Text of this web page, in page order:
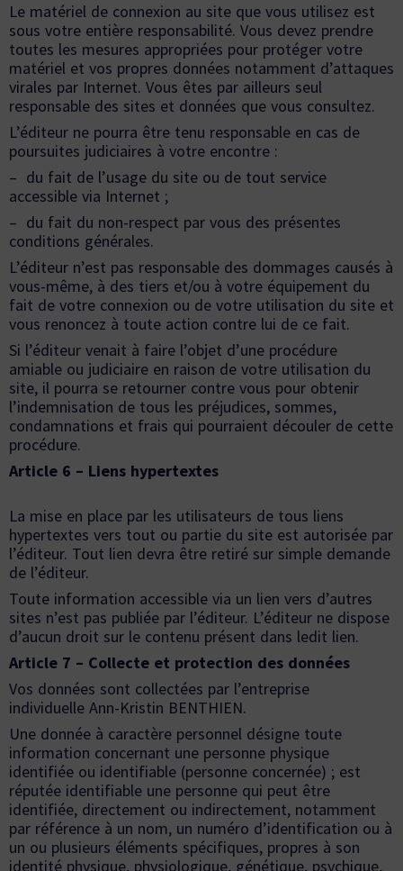
Le matériel de connexion au site que vous utilisez est
sous votre entière responsabilité. Vous devez prendre
toutes les mesures appropriées pour protéger votre
matériel et vos propres données notamment d’attaques
virales par Internet. Vous êtes par ailleurs seul
responsable des sites et données que vous consultez.
L’éditeur ne pourra être tenu responsable en cas de
poursuites judiciaires à votre encontre :
– du fait de l’usage du site ou de tout service
accessible via Internet ;
– du fait du non-respect par vous des présentes
conditions générales.
L’éditeur n’est pas responsable des dommages causés à
vous-même, à des tiers et/ou à votre équipement du
fait de votre connexion ou de votre utilisation du site et
vous renoncez à toute action contre lui de ce fait.
Si l’éditeur venait à faire l’objet d’une procédure
amiable ou judiciaire en raison de votre utilisation du
site, il pourra se retourner contre vous pour obtenir
l’indemnisation de tous les préjudices, sommes,
condamnations et frais qui pourraient découler de cette
procédure.
Article 6 – Liens hypertextes
La mise en place par les utilisateurs de tous liens
hypertextes vers tout ou partie du site est autorisée par
l’éditeur. Tout lien devra être retiré sur simple demande
de l’éditeur.
Toute information accessible via un lien vers d’autres
sites n’est pas publiée par l’éditeur. L’éditeur ne dispose
d’aucun droit sur le contenu présent dans ledit lien.
Article 7 – Collecte et protection des données
Vos données sont collectées par l’entreprise
individuelle Ann-Kristin BENTHIEN.
Une donnée à caractère personnel désigne toute
information concernant une personne physique
identifiée ou identifiable (personne concernée) ; est
réputée identifiable une personne qui peut être
identifiée, directement ou indirectement, notamment
par référence à un nom, un numéro d’identification ou à
un ou plusieurs éléments spécifiques, propres à son
identité physique, physiologique, génétique, psychique,